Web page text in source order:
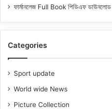
ফার্মানলেজ Full Book পিডিএফ ডাউনলোড
Categories
Sport update
World wide News
Picture Collection